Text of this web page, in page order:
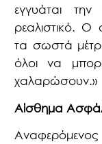
εγγυάται
ρεαλιστικό. Ο
τα σωστά
όλοι να
χαλαρώσουν.»
Αίσθημα